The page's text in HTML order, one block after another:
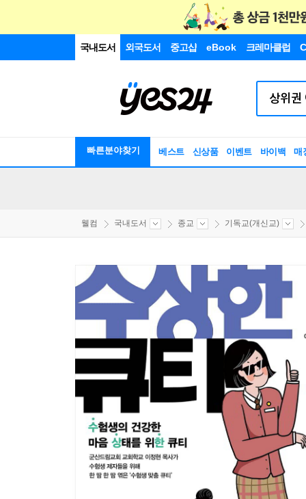
국내도서 외국도서 중고샵 eBook 크레마클럽
빠른분야찾기 베스트 신상품 이벤트 바이백 매
웰컴 국내도서 종교 기독교(개신교)